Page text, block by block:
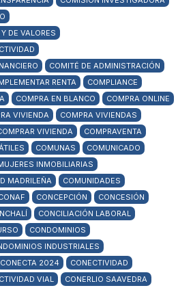
DE VALORES
COMITÉ DE ADMINISTRACIÓN
RENTA
COMPLIANCE
COMPRA EN BLANCO
COMPRA ONLINE
VIVIENDA
COMPRA VIVIENDAS
VIVIENDA
COMPRAVENTA
COMUNAS
COMUNICADO
INMOBILIARIAS
MADRILEÑA
COMUNIDADES
CONCEPCIÓN
CONCESIÓN
CONCILIACIÓN LABORAL
CONDOMINIOS
INDUSTRIALES
CONECTA 2024
CONECTIVIDAD
VIAL
CONERLIO SAAVEDRA